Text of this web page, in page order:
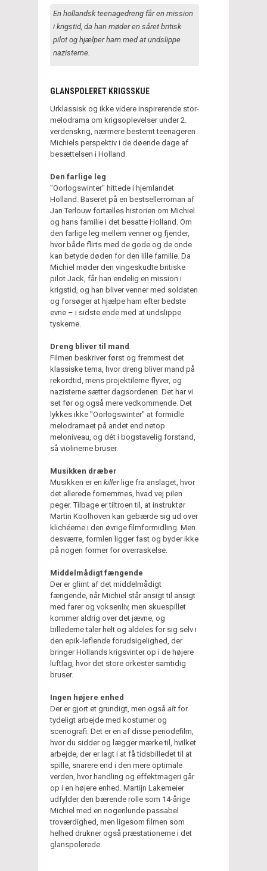
En hollandsk teenagedreng får en mission
i krigstid, da han møder en såret britisk
pilot og hjælper ham med at undslippe
nazisterne.
GLANSPOLERET KRIGSSKUE
Urklassisk og ikke videre inspirerende stor-
melodrama om krigsoplevelser under 2.
verdenskrig, nærmere bestemt teenageren
Michiels perspektiv i de døende dage af
besættelsen i Holland.
Den farlige leg
"Oorlogswinter" hittede i hjemlandet
Holland. Baseret på en bestsellerroman af
Jan Terlouw fortælles historien om Michiel
og hans familie i det besatte Holland. Om
den farlige leg mellem venner og fjender,
hvor både flirts med de gode og de onde
kan betyde døden for den lille familie. Da
Michiel møder den vingeskudte britiske
pilot Jack, får han endelig en mission i
krigstid, og han bliver venner med soldaten
og forsøger at hjælpe ham efter bedste
evne – i sidste ende med at undslippe
tyskerne.
Dreng bliver til mand
Filmen beskriver først og fremmest det
klassiske tema, hvor dreng bliver mand på
rekordtid, mens projektilerne flyver, og
nazisterne sætter dagsordenen. Det har vi
set før og også mere vedkommende. Det
lykkes ikke "Oorlogswinter" at formidle
melodramaet på andet end netop
meloniveau, og dét i bogstavelig forstand,
så violinerne bruser.
Musikken dræber
Musikken er en killerlige fra anslaget, hvor
det allerede fornemmes, hvad vej pilen
peger. Tilbage er tiltroen til, at instruktør
Martin Koolhoven kan gebærde sig ud over
klichéerne i den øvrige filmformidling. Men
desværre, formlen ligger fast og byder ikke
på nogen former for overraskelse.
Middelmådigt fængende
Der er glimt af det middelmådigt
fængende, når Michiel står ansigt til ansigt
med farer og voksenliv, men skuespillet
kommer aldrig over det jævne, og
billederne taler helt og aldeles for sig selv i
den epik-leflende forudsigelighed, der
bringer Hollands krigsvinter op i de højere
luftlag, hvor det store orkester samtidig
bruser.
Ingen højere enhed
Der er gjort et grundigt, men også alt for
tydeligt arbejde med kostumer og
scenografi: Det er en af disse periodefilm,
hvor du sidder og lægger mærke til, hvilket
arbejde, der er lagt i at få tidsbilledet til at
spille, snarere end i den mere optimale
verden, hvor handling og effektmageri går
op i en højere enhed. Martijn Lakemeier
udfylder den bærende rolle som 14-årige
Michiel med en nogenlunde passabel
troværdighed, men ligesom filmen som
helhed drukner også præstationerne i det
glanspolerede.